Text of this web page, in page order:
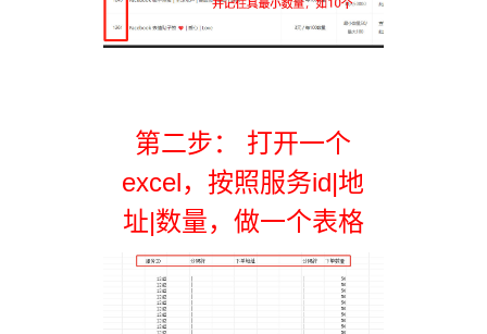
第二步： 打开一个
excel，按照服务id|地
址|数量，做一个表格